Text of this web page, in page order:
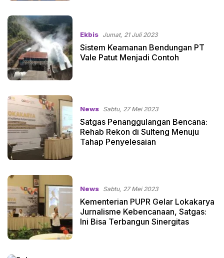
Ekbis Jumat, 21 Juli 2023
Sistem Keamanan Bendungan PT
Vale Patut Menjadi Contoh
News Sabtu, 27 Mei 2023
Satgas Penanggulangan Bencana:
Rehab Rekon di Sulteng Menuju
Tahap Penyelesaian
News Sabtu, 27 Mei 2023
Kementerian PUPR Gelar Lokakarya
Jurnalisme Kebencanaan, Satgas:
Ini Bisa Terbangun Sinergitas